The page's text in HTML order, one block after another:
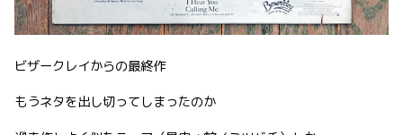
ビザークレイからの最終作
もうネタを出し切ってしまったのか